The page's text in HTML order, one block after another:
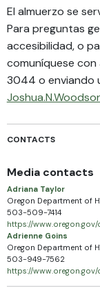
El almuerzo se
Para preguntas
accesibilidad, o
comuníquese
3044 o enviando
CONTACTS
Media contacts
Adriana Taylor
Oregon Department of
503-509-7414
https://
Adrienne Goins
Oregon Department of
503-949-7562
https://